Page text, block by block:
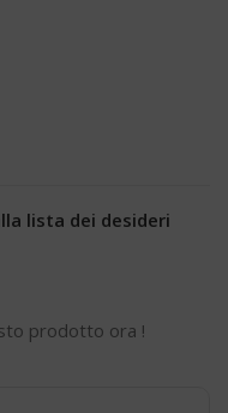
lista dei desideri
prodotto ora !